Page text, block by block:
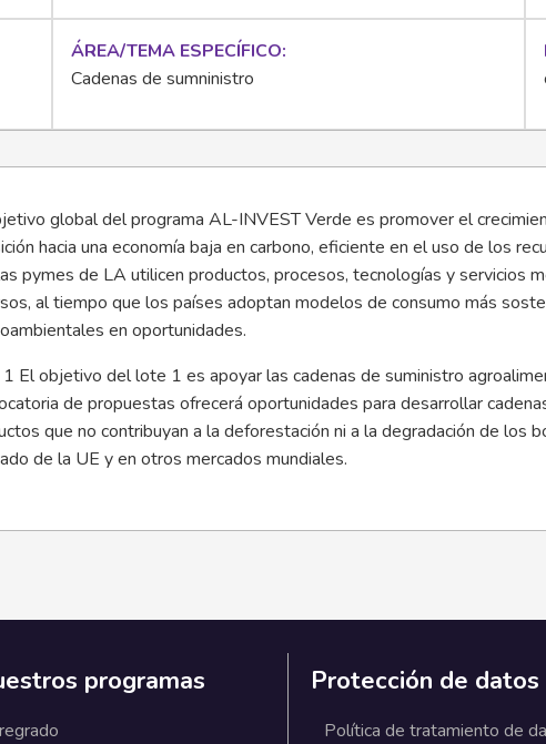
ÁREA/TEMA ESPECÍFICO
Cadenas de sumninistro
global del programa AL-INVEST Verde es promover el
hacia una economía baja en carbono, eficiente en el uso de los
pymes de LA utilicen productos, procesos, tecnologías y servicios
al tiempo que los países adoptan modelos de consumo más
en oportunidades.
El objetivo del lote 1 es apoyar las cadenas de suministro
de propuestas ofrecerá oportunidades para desarrollar
que no contribuyan a la deforestación ni a la degradación de los
de la UE y en otros mercados mundiales.
programas Protección de datos
Política de tratamiento de